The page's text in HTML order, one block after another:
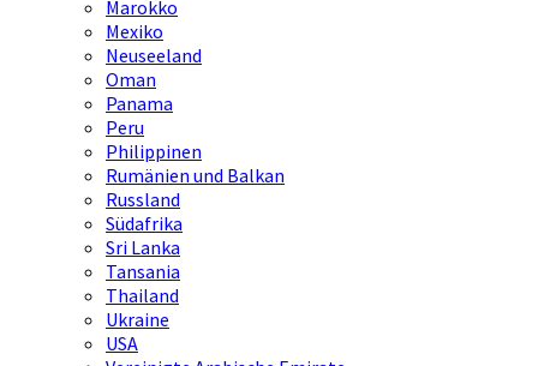
Marokko
Mexiko
Neuseeland
Oman
Panama
Peru
Philippinen
Rumänien und Balkan
Russland
Südafrika
Sri Lanka
Tansania
Thailand
Ukraine
USA